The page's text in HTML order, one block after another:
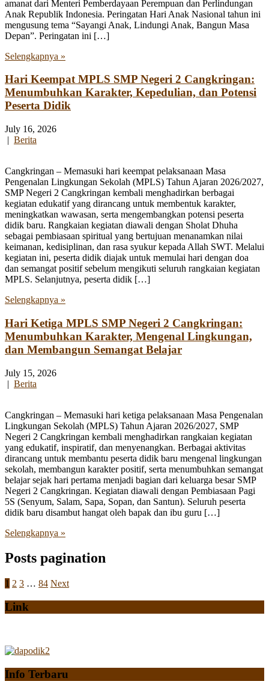
amanat dari Menteri Pemberdayaan Perempuan dan Perlindungan
Anak Republik Indonesia. Peringatan Hari Anak Nasional tahun ini
mengusung tema “Sayangi Anak, Lindungi Anak, Bangun Masa
Depan”. Peringatan ini […]
Selengkapnya »
Hari Keempat MPLS SMP Negeri 2 Cangkringan:
Menumbuhkan Karakter, Kepedulian, dan Potensi
Peserta Didik
July 16, 2026
| Berita
Cangkringan – Memasuki hari keempat pelaksanaan Masa
Pengenalan Lingkungan Sekolah (MPLS) Tahun Ajaran 2026/2027,
SMP Negeri 2 Cangkringan kembali menghadirkan berbagai
kegiatan edukatif yang dirancang untuk membentuk karakter,
meningkatkan wawasan, serta mengembangkan potensi peserta
didik baru. Rangkaian kegiatan diawali dengan Sholat Dhuha
sebagai pembiasaan spiritual yang bertujuan menanamkan nilai
keimanan, kedisiplinan, dan rasa syukur kepada Allah SWT. Melalui
kegiatan ini, peserta didik diajak untuk memulai hari dengan doa
dan semangat positif sebelum mengikuti seluruh rangkaian kegiatan
MPLS. Selanjutnya, peserta didik […]
Selengkapnya »
Hari Ketiga MPLS SMP Negeri 2 Cangkringan:
Menumbuhkan Karakter, Mengenal Lingkungan,
dan Membangun Semangat Belajar
July 15, 2026
| Berita
Cangkringan – Memasuki hari ketiga pelaksanaan Masa Pengenalan
Lingkungan Sekolah (MPLS) Tahun Ajaran 2026/2027, SMP
Negeri 2 Cangkringan kembali menghadirkan rangkaian kegiatan
yang edukatif, inspiratif, dan menyenangkan. Berbagai aktivitas
dirancang untuk membantu peserta didik baru mengenal lingkungan
sekolah, membangun karakter positif, serta menumbuhkan semangat
belajar sejak hari pertama menjadi bagian dari keluarga besar SMP
Negeri 2 Cangkringan. Kegiatan diawali dengan Pembiasaan Pagi
5S (Senyum, Salam, Sapa, Sopan, dan Santun). Seluruh peserta
didik baru disambut hangat oleh bapak dan ibu guru […]
Selengkapnya »
Posts pagination
1 2 3 … 84 Next
Link
Info Terbaru